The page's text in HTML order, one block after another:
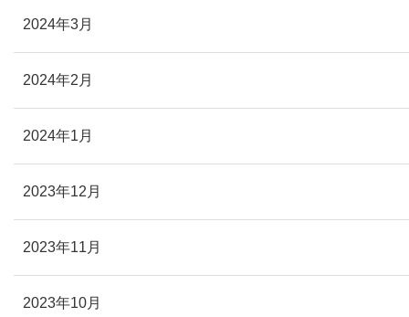
2024年3月
2024年2月
2024年1月
2023年12月
2023年11月
2023年10月